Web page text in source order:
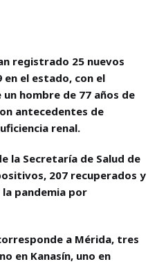
registrado 25 nuevos
el estado, con el
hombre de 77 años de
antecedentes de
renal.
la Secretaría de Salud de
207 recuperados y
la pandemia por
a Mérida, tres
en Kanasín, uno en